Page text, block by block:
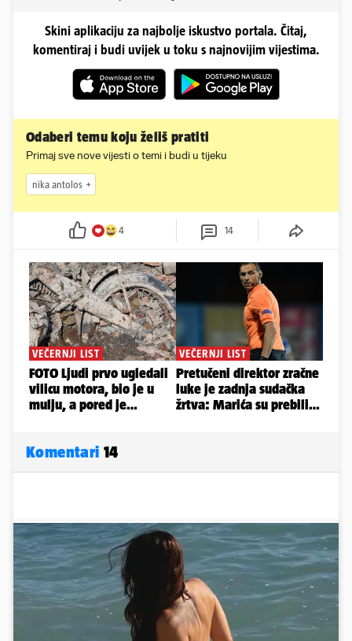
Skini aplikaciju za najbolje iskustvo portala. Čitaj,
komentiraj i budi uvijek u toku s najnovijim vijestima.
Odaberi temu koju želiš pratiti
Primaj sve nove vijesti o temi i budi u tijeku
nika antolos
4 14
Komentari 14